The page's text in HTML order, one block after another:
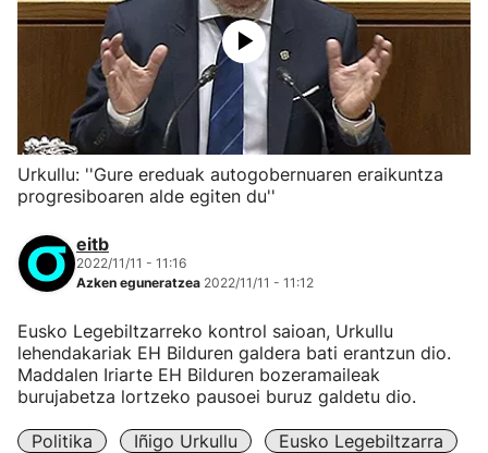
Urkullu: ''Gure ereduak autogobernuaren eraikuntza
progresiboaren alde egiten du''
eitb
2022/11/11 - 11:16
Azken eguneratzea 2022/11/11 - 11:12
Eusko Legebiltzarreko kontrol saioan, Urkullu
lehendakariak EH Bilduren galdera bati erantzun dio.
Maddalen Iriarte EH Bilduren bozeramaileak
burujabetza lortzeko pausoei buruz galdetu dio.
Politika Iñigo Urkullu
Eusko Legebiltzarra